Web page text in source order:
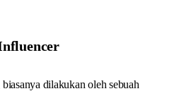
dilakukan oleh sebuah